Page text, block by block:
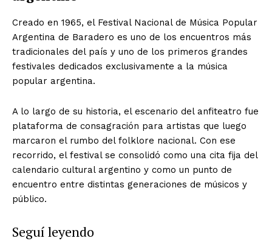
Creado en 1965, el Festival Nacional de Música Popular
Argentina de Baradero es uno de los encuentros más
tradicionales del país y uno de los primeros grandes
festivales dedicados exclusivamente a la música
popular argentina.
A lo largo de su historia, el escenario del anfiteatro fue
plataforma de consagración para artistas que luego
marcaron el rumbo del folklore nacional. Con ese
recorrido, el festival se consolidó como una cita fija del
calendario cultural argentino y como un punto de
encuentro entre distintas generaciones de músicos y
público.
Seguí leyendo